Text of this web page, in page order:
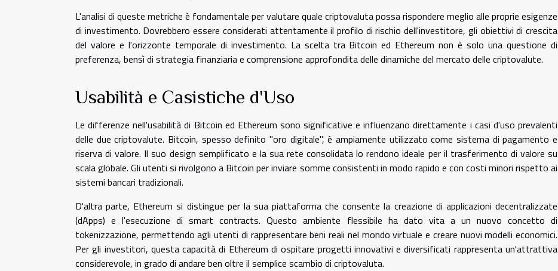
L'analisi di queste metriche è fondamentale per valutare quale criptovaluta possa rispondere meglio alle proprie esigenze
di investimento. Dovrebbero essere considerati attentamente il profilo di rischio dell'investitore, gli obiettivi di crescita
del valore e l'orizzonte temporale di investimento. La scelta tra Bitcoin ed Ethereum non è solo una questione di
preferenza, bensì di strategia finanziaria e comprensione approfondita delle dinamiche del mercato delle criptovalute.
Usabilità e Casistiche d'Uso
Le differenze nell'usabilità di Bitcoin ed Ethereum sono significative e influenzano direttamente i casi d'uso prevalenti
delle due criptovalute. Bitcoin, spesso definito "oro digitale", è ampiamente utilizzato come sistema di pagamento e
riserva di valore. Il suo design semplificato e la sua rete consolidata lo rendono ideale per il trasferimento di valore su
scala globale. Gli utenti si rivolgono a Bitcoin per inviare somme consistenti in modo rapido e con costi minori rispetto ai
sistemi bancari tradizionali.
D'altra parte, Ethereum si distingue per la sua piattaforma che consente la creazione di applicazioni decentralizzate
(dApps) e l'esecuzione di smart contracts. Questo ambiente flessibile ha dato vita a un nuovo concetto di
tokenizzazione, permettendo agli utenti di rappresentare beni reali nel mondo virtuale e creare nuovi modelli economici.
Per gli investitori, questa capacità di Ethereum di ospitare progetti innovativi e diversificati rappresenta un'attrattiva
considerevole, in grado di andare ben oltre il semplice scambio di criptovaluta.